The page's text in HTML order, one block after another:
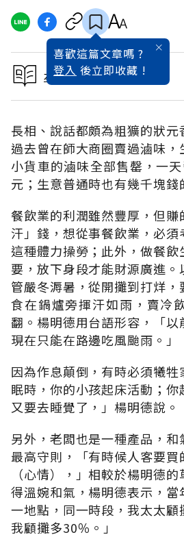
喜歡這篇文章嗎 ?
登入 後立即收藏 !
本文出自2002理財特刊
長相、說話都頗為粗獷的狀
過去曾在師大商圈賣過滷味
小貨車的滷味全部售罄，一
元；生意普通時也有幾千塊錢
餐飲業的利潤雖然豐厚，但賺
汗」錢，想從事餐飲業，必
這種體力操勞；此外，做餐
要，放下身段才能財源廣進
管嚴冬溽暑，從開攤到打烊
食在鍋爐旁揮汗如雨，賣冷
翻。楊明德用台語形容，「以
現在只能在路邊吃風颱雨。」
因為作息顛倒，有時必須犧
眠時，你的小孩起床活動；
又要去睡覺了，」楊明德說。
另外，老闆也是一種產品，
最高守則，「有時候人客要買
（心情），」相較於楊明德
得溫婉和氣，楊明德表示，
一地點，同一時段，我太太
我顧攤多30％。」